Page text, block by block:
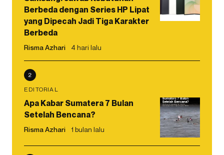
Berbeda dengan Series HP Lipat
yang Dipecah Jadi Tiga Karakter
Berbeda
Risma Azhari 4 hari lalu
2
EDITORIAL
Apa Kabar Sumatera 7 Bulan
Setelah Bencana?
Risma Azhari 1 bulan lalu